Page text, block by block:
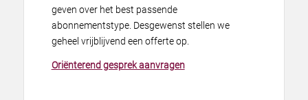
geven over het best passende
abonnementstype. Desgewenst stellen we
geheel vrijblijvend een offerte op.
Oriënterend gesprek aanvragen